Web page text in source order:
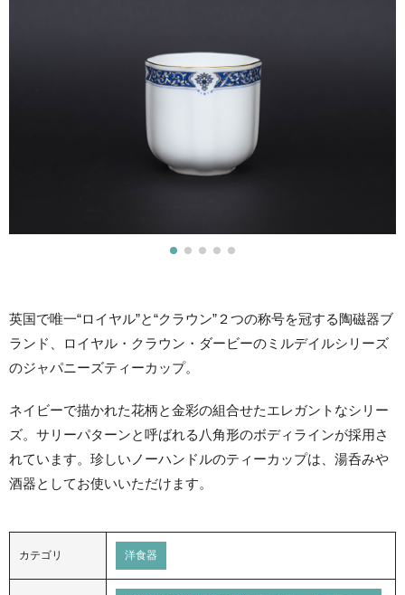
英国で唯一“ロイヤル”と“クラウン”２つの称号を冠する陶磁器ブ
ランド、ロイヤル・クラウン・ダービーのミルデイルシリーズ
のジャパニーズティーカップ。
ネイビーで描かれた花柄と金彩の組合せたエレガントなシリー
ズ。サリーパターンと呼ばれる八角形のボディラインが採用さ
れています。珍しいノーハンドルのティーカップは、湯呑みや
酒器としてお使いいただけます。
カテゴリ 洋食器